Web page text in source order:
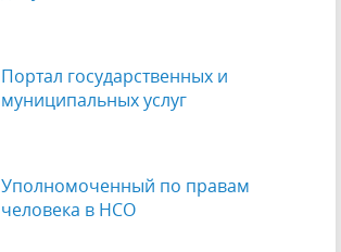
Портал государственных и
муниципальных услуг
Уполномоченный по правам
человека в НСО